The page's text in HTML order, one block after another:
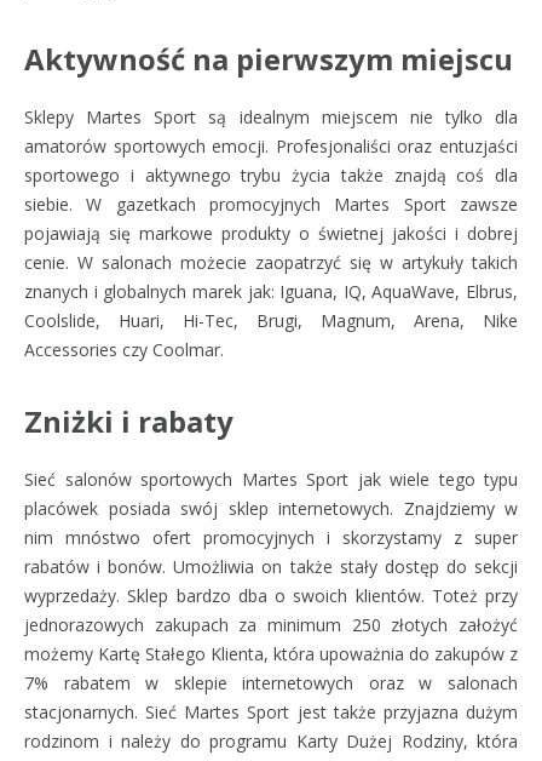
Aktywność na pierwszym miejscu
Sklepy Martes Sport są idealnym miejscem nie tylko dla
amatorów sportowych emocji. Profesjonaliści oraz entuzjaści
sportowego i aktywnego trybu życia także znajdą coś dla
siebie. W gazetkach promocyjnych Martes Sport zawsze
pojawiają się markowe produkty o świetnej jakości i dobrej
cenie. W salonach możecie zaopatrzyć się w artykuły takich
znanych i globalnych marek jak: Iguana, IQ, AquaWave, Elbrus,
Coolslide, Huari, Hi-Tec, Brugi, Magnum, Arena, Nike
Accessories czy Coolmar.
Zniżki i rabaty
Sieć salonów sportowych Martes Sport jak wiele tego typu
placówek posiada swój sklep internetowych. Znajdziemy w
nim mnóstwo ofert promocyjnych i skorzystamy z super
rabatów i bonów. Umożliwia on także stały dostęp do sekcji
wyprzedaży. Sklep bardzo dba o swoich klientów. Toteż przy
jednorazowych zakupach za minimum 250 złotych założyć
możemy Kartę Stałego Klienta, która upoważnia do zakupów z
7% rabatem w sklepie internetowych oraz w salonach
stacjonarnych. Sieć Martes Sport jest także przyjazna dużym
rodzinom i należy do programu Karty Dużej Rodziny, która